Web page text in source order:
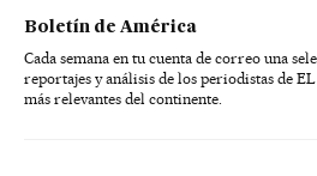
Boletín de América
Cada semana en tu cuenta de correo una
reportajes y análisis de los periodistas de
más relevantes del continente.